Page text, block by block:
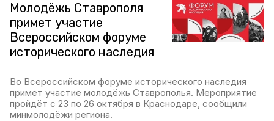
Молодёжь Ставрополя
примет участие
Всероссийском форуме
исторического наследия
Во Всероссийском форуме исторического наследия
примет участие молодёжь Ставрополья. Мероприятие
пройдёт с 23 по 26 октября в Краснодаре, сообщили
минмолодёжи региона.